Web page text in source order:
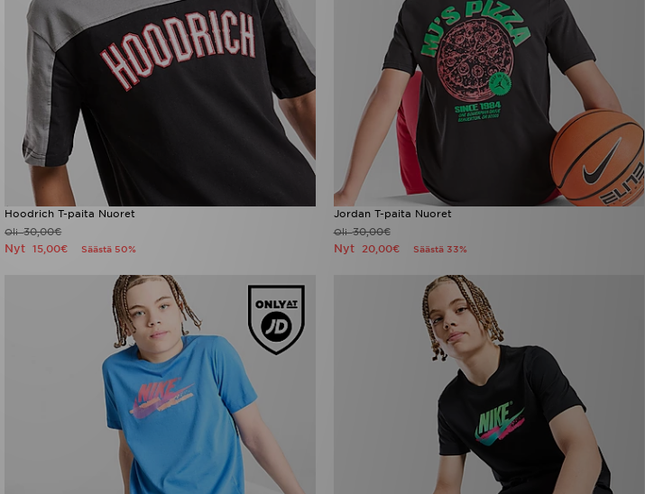
Hoodrich T-paita Nuoret
Oli30,00€
Nyt15,00€ Säästä 50%
Jordan T-paita Nuoret
Oli30,00€
Nyt 20,00€ Säästä 33%